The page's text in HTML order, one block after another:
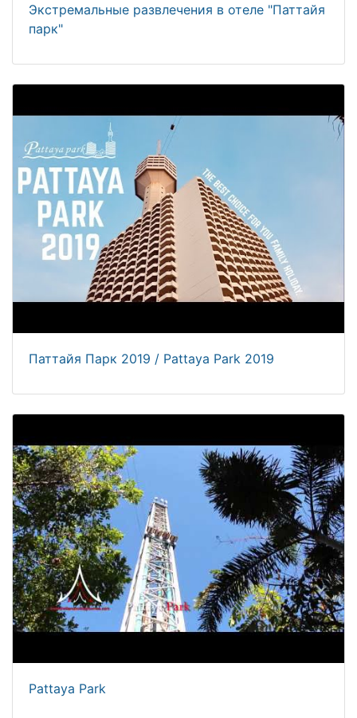
Экстремальные развлечения в отеле "Паттайя
парк"
Паттайя Парк 2019 / Pattaya Park 2019
Pattaya Park